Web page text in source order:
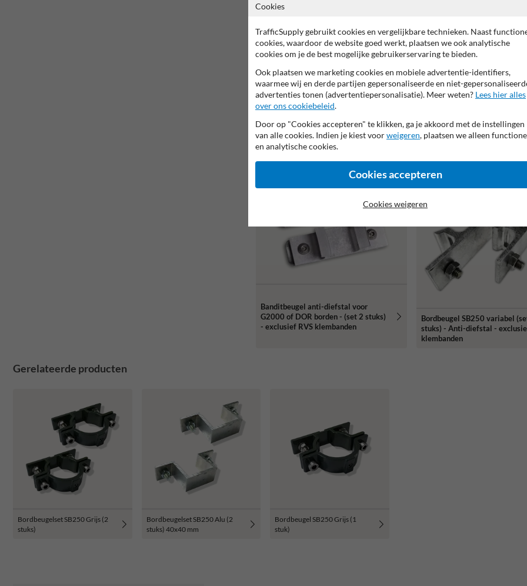
Beugel vlak bord vlaggend - variabel
inclusief RVS klembanden
diefstal - RVS klembanden (set
stuks) - SB250
Banditbeugel anti-diefstal voor
G2000 of DOR borden - (set 2 stuks)
- exclusief RVS klembanden
Bordbeugel SB250 variabel
stuks) - Anti-diefstal -
klembanden
Gerelateerde producten
Bordbeugelset SB250 Grijs (2
stuks)
Bordbeugelset SB250 Alu (2
stuks) 40x40 mm
Bordbeugel SB250 Grijs (1
stuk)
Cookies
TrafficSupply gebruikt cookies en vergelijkbare technieken. Naast
cookies, waardoor de website goed werkt, plaatsen we ook analytische
cookies om je de best mogelijke gebruikerservaring te bieden.
Ook plaatsen we marketing cookies en mobiele advertentie-identifiers,
waarmee wij en derde partijen gepersonaliseerde en niet-
advertenties tonen (advertentiepersonalisatie). Meer weten? Lees hier alles
over ons cookiebeleid.
Door op "Cookies accepteren" te klikken, ga je akkoord met de instellingen
van alle cookies. Indien je kiest voorweigeren, plaatsen we alleen
en analytische cookies.
Cookies accepteren
Cookies weigeren